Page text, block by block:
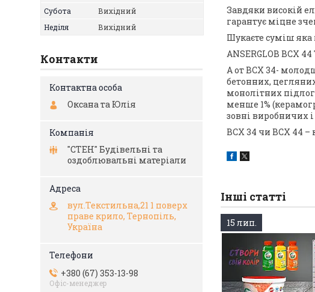
Завдяки високій
гарантує міцне
Шукаєте суміш
ANSERGLOB BCX
А от BCX 34-
бетонних,
монолітних
менше 1%
зовні виробничих
BCX 34 чи BCX 44
Інші статті
15 лип.
Субота
Вихідний
Неділя
Вихідний
Контакти
Оксана та Юлія
"СТЕН" Будівельні та
оздоблювальні матеріали
вул.Текстильна,21 1 поверх
праве крило, Тернопіль,
Україна
+380 (67) 353-13-98
Офіс-менеджер